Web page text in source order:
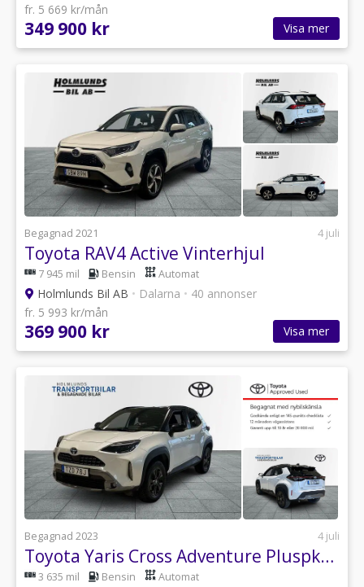
fr. 5 669 kr/mån
349 900 kr Visa mer
Begagnad 2021 4 juli
Toyota RAV4 Active Vinterhjul
7 945 mil Bensin Automat
Holmlunds Bil AB • Dalarna • 40 annonser
fr. 5 993 kr/mån
369 900 kr Visa mer
Begagnad 2023 4 juli
Toyota Yaris Cross Adventure Pluspkt JBL V-Hjul
3 635 mil Bensin Automat